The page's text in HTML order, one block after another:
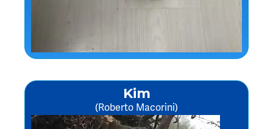
Kim
(Roberto Macorini)